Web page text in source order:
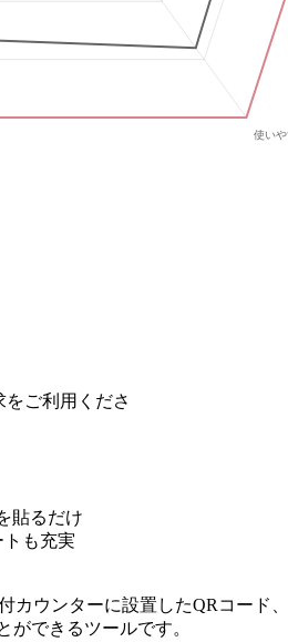
ご利用くださ
貼るだけ
も充実
カウンターに設置したQRコード
ができるツールです。